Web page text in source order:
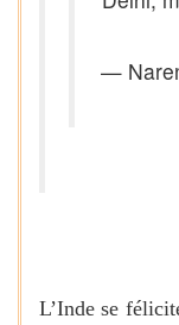
—
L’Inde se